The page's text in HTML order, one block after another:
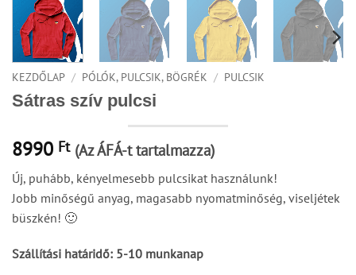
KEZDŐLAP / PÓLÓK, PULCSIK, BÖGRÉK / PULCSIK
Sátras szív pulcsi
8990 Ft (Az ÁFÁ-t tartalmazza)
Új, puhább, kényelmesebb pulcsikat használunk!
Jobb minőségű anyag, magasabb nyomatminőség, viseljétek
büszkén! 🙂
Szállítási határidő: 5-10 munkanap